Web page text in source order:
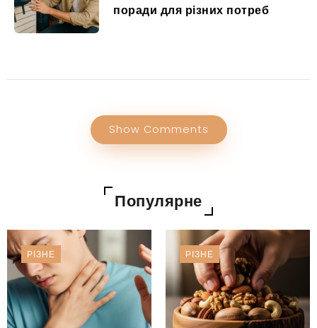
поради для різних потреб
Show Comments
Популярне
РІЗНЕ РІЗНЕ